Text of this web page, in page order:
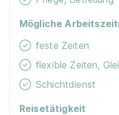
01.04.2027) (m/w/d)
GmbH
01.04.2027
Mögliche
feste Zeiten
flexible Zeiten,
Schichtdienst
Reisetätigkeit